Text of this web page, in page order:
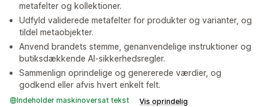
metafelter og kollektioner.
Udfyld validerede metafelter for produkter og varianter, og
tildel metaobjekter.
Anvend brandets stemme, genanvendelige instruktioner og
butiksdækkende AI-sikkerhedsregler.
Sammenlign oprindelige og genererede værdier, og
godkend eller afvis hvert enkelt felt.
Indeholder maskinoversat tekst Vis oprindelig